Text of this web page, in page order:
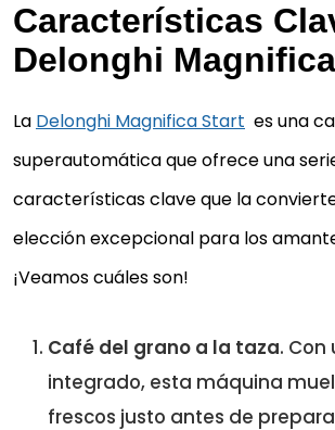
Características
Delonghi
La Delonghi Magnifica Start es una
superautomática que ofrece una
características clave que la
elección excepcional para los
¡Veamos cuáles son!
Café del grano a la taza. Con
integrado, esta máquina
frescos justo antes de